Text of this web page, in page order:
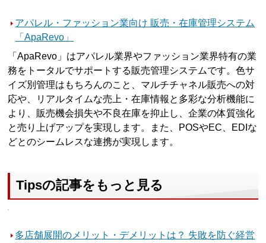
アパレル・ファッション業向け 販売・在庫管理システム
「ApaRevo」
「ApaRevo」はアパレル業界やファッション業界特有の業
務をトータルでサポートする販売管理システムです。色サ
イズ別管理はもちろんのこと、マルチチャネル販売への対
応や、リアルタイムな売上・在庫情報と多彩な分析機能に
より、販売機会損失や不良在庫を抑止し、企業の体質強化
と売り上げアップを実現します。また、POSやEC、EDIな
どとのシームレスな連携が実現します。
Tipsの記事をもっと見る
多店舗展開のメリット・デメリットは？ 失敗を防ぐ経営